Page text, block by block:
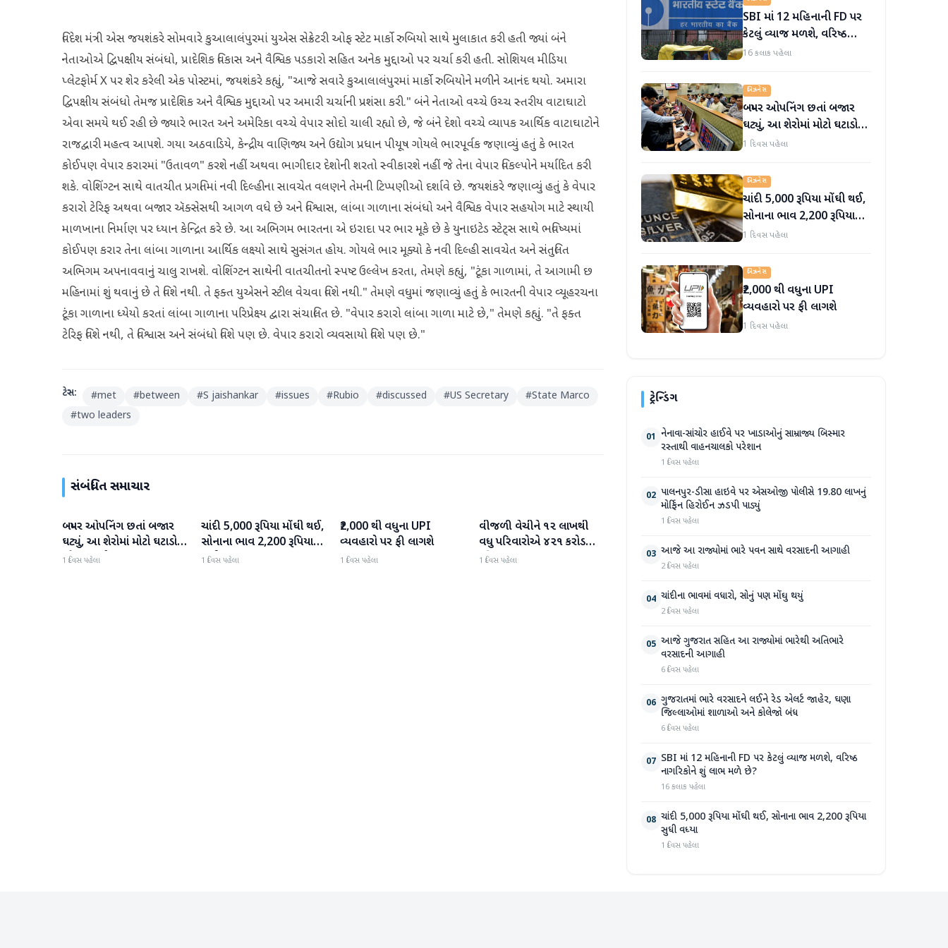
વિદેશ મંત્રી એસ જયશંકરે સોમવારે કુઆલાલંપુરમાં યુએસ સેક્રેટરી ઓફ સ્ટેટ માર્કો રુબિયો સાથે મુલાકાત કરી હતી જ્યાં બંને
નેતાઓએ દ્વિપક્ષીય સંબંધો, પ્રાદેશિક વિકાસ અને વૈશ્વિક પડકારો સહિત અનેક મુદ્દાઓ પર ચર્ચા કરી હતી. સોશિયલ મીડિયા
પ્લેટફોર્મ X પર શેર કરેલી એક પોસ્ટમાં, જયશંકરે કહ્યું, "આજે સવારે કુઆલાલંપુરમાં માર્કો રુબિયોને મળીને આનંદ થયો. અમારા
દ્વિપક્ષીય સંબંધો તેમજ પ્રાદેશિક અને વૈશ્વિક મુદ્દાઓ પર અમારી ચર્ચાની પ્રશંસા કરી." બંને નેતાઓ વચ્ચે ઉચ્ચ સ્તરીય વાટાઘાટો
એવા સમયે થઈ રહી છે જ્યારે ભારત અને અમેરિકા વચ્ચે વેપાર સોદો ચાલી રહ્યો છે, જે બંને દેશો વચ્ચે વ્યાપક આર્થિક વાટાઘાટોને
રાજદ્વારી મહત્વ આપશે. ગયા અઠવાડિયે, કેન્દ્રીય વાણિજ્ય અને ઉદ્યોગ પ્રધાન પીયૂષ ગોયલે ભારપૂર્વક જણાવ્યું હતું કે ભારત
કોઈપણ વેપાર કરારમાં "ઉતાવળ" કરશે નહીં અથવા ભાગીદાર દેશોની શરતો સ્વીકારશે નહીં જે તેના વેપાર વિકલ્પોને મર્યાદિત કરી
શકે. વોશિંગ્ટન સાથે વાતચીત પ્રગતિમાં નવી દિલ્હીના સાવચેત વલણને તેમની ટિપ્પણીઓ દર્શાવે છે. જયશંકરે જણાવ્યું હતું કે વેપાર
કરારો ટેરિફ અથવા બજાર ઍક્સેસથી આગળ વધે છે અને વિશ્વાસ, લાંબા ગાળાના સંબંધો અને વૈશ્વિક વેપાર સહયોગ માટે સ્થાયી
માળખાના નિર્માણ પર ધ્યાન કેન્દ્રિત કરે છે. આ અભિગમ ભારતના એ ઇરાદા પર ભાર મૂકે છે કે યુનાઇટેડ સ્ટેટ્સ સાથે ભવિષ્યમાં
કોઈપણ કરાર તેના લાંબા ગાળાના આર્થિક લક્ષ્યો સાથે સુસંગત હોય. ગોયલે ભાર મૂક્યો કે નવી દિલ્હી સાવચેત અને સંતુલિત
અભિગમ અપનાવવાનું ચાલુ રાખશે. વોશિંગ્ટન સાથેની વાતચીતનો સ્પષ્ટ ઉલ્લેખ કરતા, તેમણે કહ્યું, "ટૂંકા ગાળામાં, તે આગામી છ
મહિનામાં શું થવાનું છે તે વિશે નથી. તે ફક્ત યુએસને સ્ટીલ વેચવા વિશે નથી." તેમણે વધુમાં જણાવ્યું હતું કે ભારતની વેપાર વ્યૂહરચના
ટૂંકા ગાળાના ધ્યેયો કરતાં લાંબા ગાળાના પરિપ્રેક્ષ્ય દ્વારા સંચાલિત છે. "વેપાર કરારો લાંબા ગાળા માટે છે," તેમણે કહ્યું. "તે ફક્ત
ટેરિફ વિશે નથી, તે વિશ્વાસ અને સંબંધો વિશે પણ છે. વેપાર કરારો વ્યવસાયો વિશે પણ છે."
ટેગ્સ: #met #between #S jaishankar #issues #Rubio #discussed #US Secretary #State Marco
#two leaders
સંબંધિત સમાચાર
બિઝનેસ
બમ્પર ઓપનિંગ છતાં બજાર
ઘટ્યું, આ શેરોમાં મોટો ઘટાડો
જોવા મળ્યો
1 દિવસ પહેલા
બિઝનેસ
ચાંદી 5,000 રૂપિયા મોંઘી થઈ,
સોનાના ભાવ 2,200 રૂપિયા
સુધી વધ્યા
1 દિવસ પહેલા
બિઝનેસ
₹2,000 થી વધુના UPI
વ્યવહારો પર ફી લાગશે
1 દિવસ પહેલા
બિઝનેસ
વીજળી વેચીને ૧૨ લાખથી
વધુ પરિવારોએ ૪૨૧ કરોડ
રૂપિયા કમાયા
1 દિવસ પહેલા
SBI માં 12 મહિનાની FD પર
કેટલું વ્યાજ મળશે, વરિષ્ઠ
નાગરિકોને શું લાભ મળે છે?
16 કલાક પહેલા
બિઝનેસ
બમ્પર ઓપનિંગ છતાં બજાર
ઘટ્યું, આ શેરોમાં મોટો ઘટાડો
જોવા મળ્યો
1 દિવસ પહેલા
બિઝનેસ
ચાંદી 5,000 રૂપિયા મોંઘી થઈ,
સોનાના ભાવ 2,200 રૂપિયા
સુધી વધ્યા
1 દિવસ પહેલા
બિઝનેસ
₹2,000 થી વધુના UPI
વ્યવહારો પર ફી લાગશે
1 દિવસ પહેલા
ટ્રેન્ડિંગ
01 નેનાવા-સાંચોર હાઈવે પર ખાડાઓનું સામ્રાજ્ય બિસ્માર
રસ્તાથી વાહનચાલકો પરેશાન
1 દિવસ પહેલા
02 પાલનપુર-ડીસા હાઇવે પર એસઓજી પોલીસે 19.80 લાખનું
મોર્ફિન હિરોઈન ઝડપી પાડ્યું
1 દિવસ પહેલા
03 આજે આ રાજ્યોમાં ભારે પવન સાથે વરસાદની આગાહી
2 દિવસ પહેલા
04 ચાંદીના ભાવમાં વધારો, સોનું પણ મોંઘુ થયું
2 દિવસ પહેલા
05 આજે ગુજરાત સહિત આ રાજ્યોમાં ભારેથી અતિભારે
વરસાદની આગાહી
6 દિવસ પહેલા
06 ગુજરાતમાં ભારે વરસાદને લઈને રેડ એલર્ટ જાહેર, ઘણા
જિલ્લાઓમાં શાળાઓ અને કોલેજો બંધ
6 દિવસ પહેલા
07 SBI માં 12 મહિનાની FD પર કેટલું વ્યાજ મળશે, વરિષ્ઠ
નાગરિકોને શું લાભ મળે છે?
16 કલાક પહેલા
08 ચાંદી 5,000 રૂપિયા મોંઘી થઈ, સોનાના ભાવ 2,200 રૂપિયા
સુધી વધ્યા
1 દિવસ પહેલા